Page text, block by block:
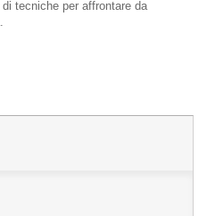
tecniche per affrontare da